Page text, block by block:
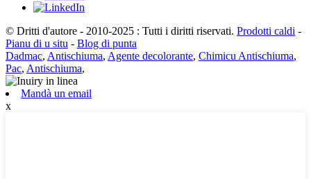
© Dritti d'autore - 2010-2025 : Tutti i diritti riservati. Prodotti caldi -
Pianu di u situ - Blog di punta
Dadmac, Antischiuma, Agente decolorante, Chimicu Antischiuma,
Pac, Antischiuma,
Mandà un email
x